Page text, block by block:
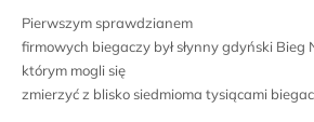
Pierwszym sprawdzianem
firmowych biegaczy był słynny gdyński Bieg
którym mogli się
zmierzyć z blisko siedmioma tysiącami